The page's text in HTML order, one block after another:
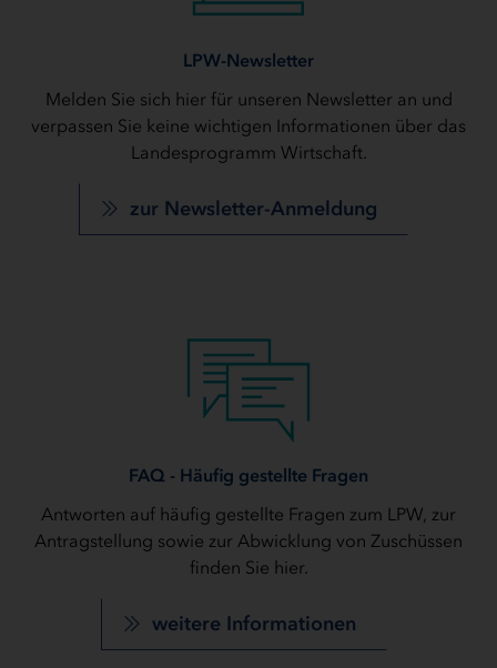
LPW-Newsletter
Melden Sie sich hier für unseren Newsletter an und
verpassen Sie keine wichtigen Informationen über das
Landesprogramm Wirtschaft.
zur Newsletter-Anmeldung
FAQ - Häufig gestellte Fragen
Antworten auf häufig gestellte Fragen zum LPW, zur
Antragstellung sowie zur Abwicklung von Zuschüssen
finden Sie hier.
weitere Informationen